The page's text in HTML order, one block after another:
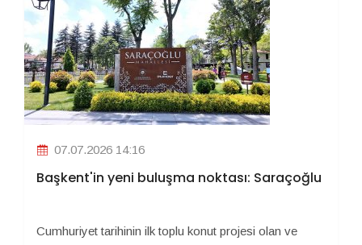
07.07.2026 14:16
Başkent'in yeni buluşma noktası: Saraçoğlu
Cumhuriyet tarihinin ilk toplu konut projesi olan ve